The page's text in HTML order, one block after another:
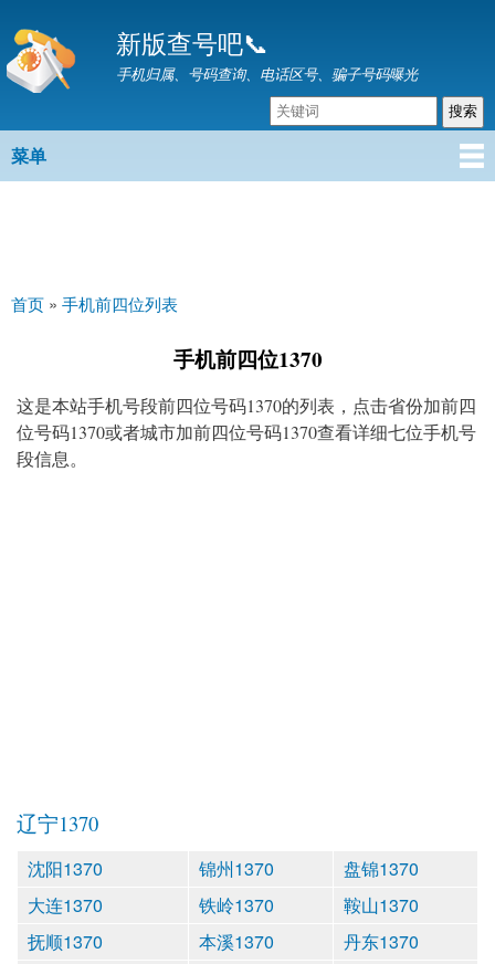
转
到
要
容
新版查号吧📞
手机归属、号码查询、电话区号、骗子号码曝光
主菜单
菜单
你在这里
首页 » 手机前四位列表
手机前四位1370
这是本站手机号段前四位号码1370的列表，点击省份加前四
位号码1370或者城市加前四位号码1370查看详细七位手机号
段信息。
辽宁1370
沈阳1370 锦州1370
盘锦1370
大连1370
铁岭1370
鞍山1370
抚顺1370
本溪1370
丹东1370